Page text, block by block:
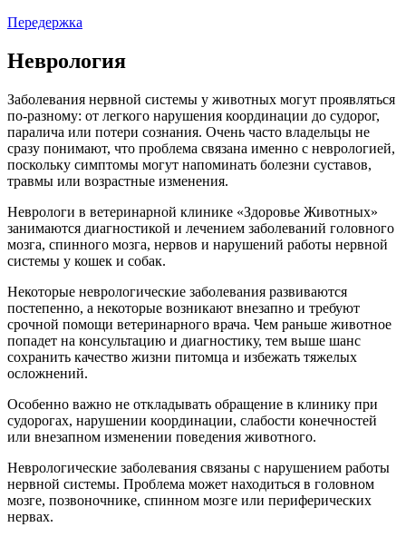
Передержка
Неврология
Заболевания нервной системы у животных могут проявляться
по-разному: от легкого нарушения координации до судорог,
паралича или потери сознания. Очень часто владельцы не
сразу понимают, что проблема связана именно с неврологией,
поскольку симптомы могут напоминать болезни суставов,
травмы или возрастные изменения.
Неврологи в ветеринарной клинике «Здоровье Животных»
занимаются диагностикой и лечением заболеваний головного
мозга, спинного мозга, нервов и нарушений работы нервной
системы у кошек и собак.
Некоторые неврологические заболевания развиваются
постепенно, а некоторые возникают внезапно и требуют
срочной помощи ветеринарного врача. Чем раньше животное
попадет на консультацию и диагностику, тем выше шанс
сохранить качество жизни питомца и избежать тяжелых
осложнений.
Особенно важно не откладывать обращение в клинику при
судорогах, нарушении координации, слабости конечностей
или внезапном изменении поведения животного.
Неврологические заболевания связаны с нарушением работы
нервной системы. Проблема может находиться в головном
мозге, позвоночнике, спинном мозге или периферических
нервах.